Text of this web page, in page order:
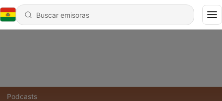
Podcasts